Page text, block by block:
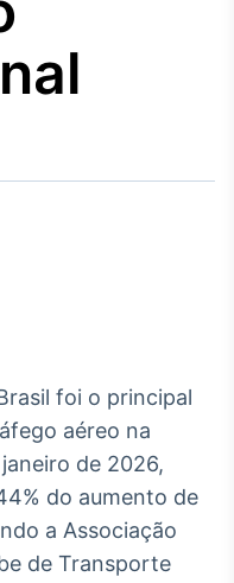
sobre o
elétrica
Brasil
Label
foi o principal
aéreo na
de 2026,
do aumento de
a Associação
de Transporte